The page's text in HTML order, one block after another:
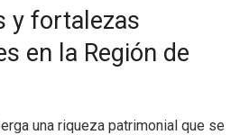
y fortalezas
en la Región de
una riqueza patrimonial que se